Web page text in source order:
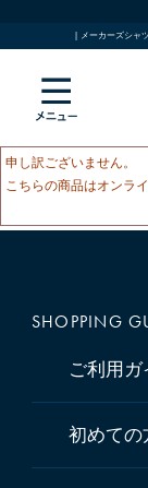
| メーカーズシャ
申し訳ございません。
こちらの商品はオンラ
SHOPPING
ご利用ガ
初めての